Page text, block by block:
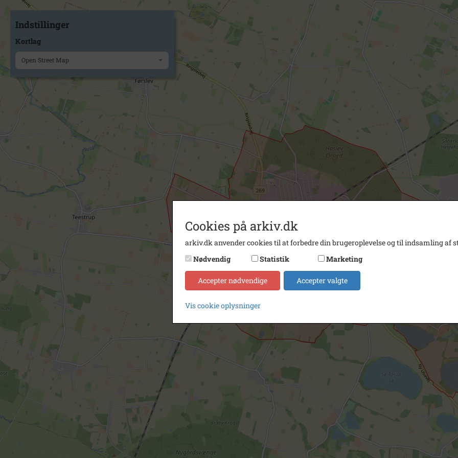
Indstillinger
Kortlag
Open Street Map
Cookies på arkiv.dk
arkiv.dk anvender cookies til at forbedre din brugeroplevelse og til indsamling af
Nødvendig
Statistik Marketing
Accepter nødvendige Accepter valgte
Vis cookie oplysninger